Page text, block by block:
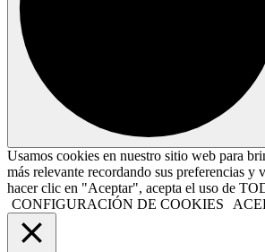
Usamos cookies en nuestro sitio web para
más relevante recordando sus preferencias y
hacer clic en "Aceptar", acepta el uso de
CONFIGURACIÓN DE COOKIES